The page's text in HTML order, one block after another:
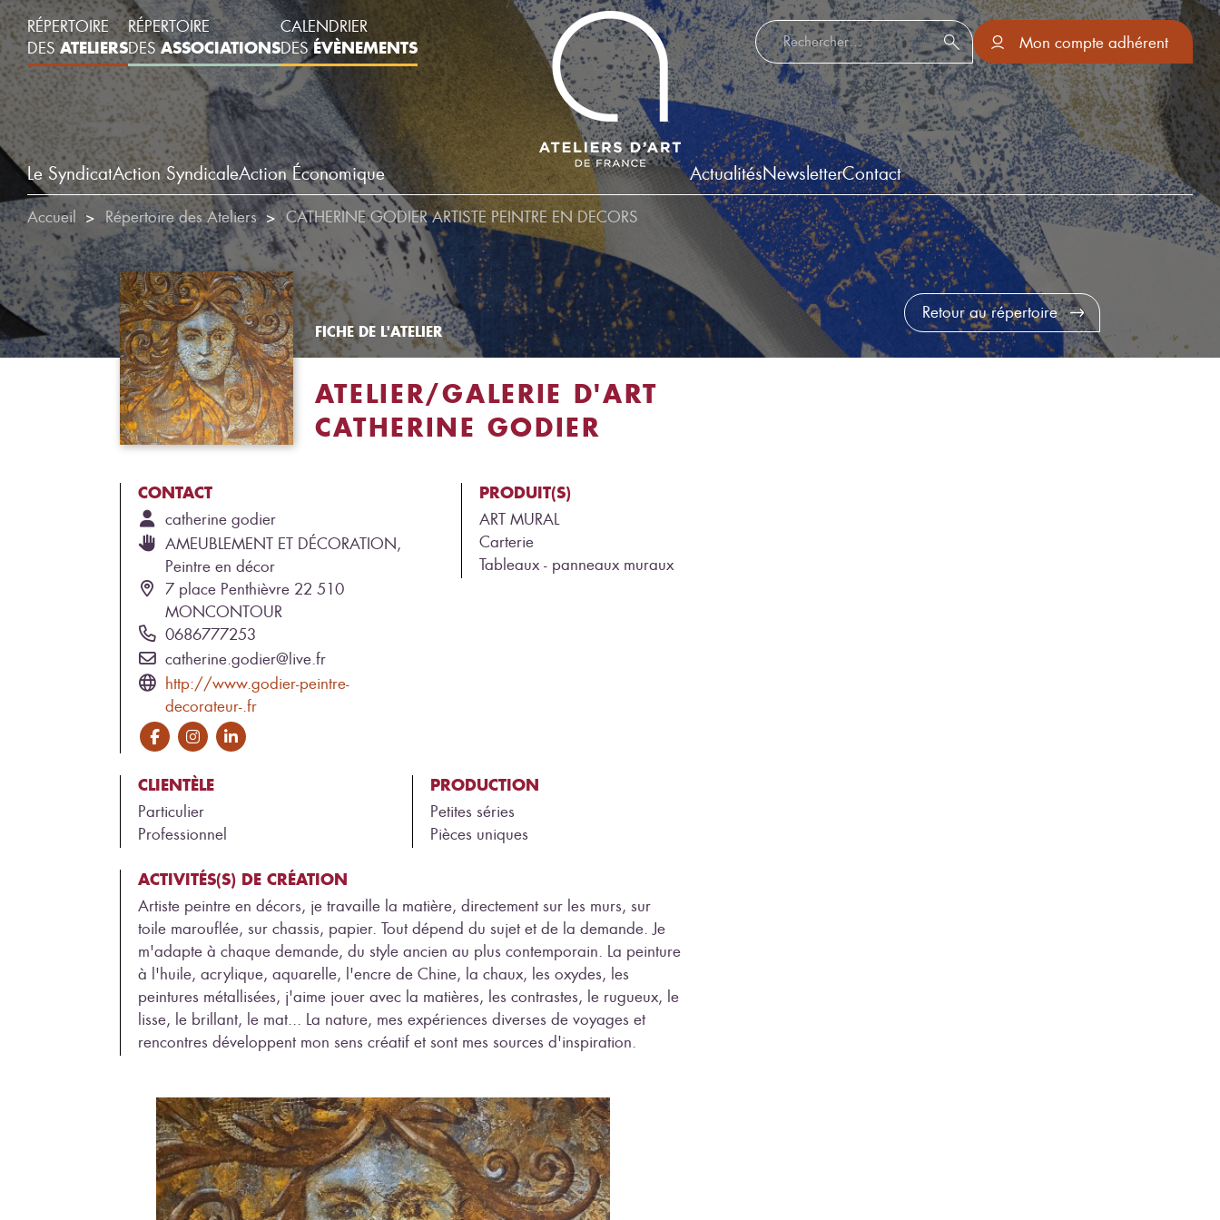
RÉPERTOIRE
DESATELIERS
RÉPERTOIRE
DESASSOCIATIONS
CALENDRIER
DESÉVÈNEMENTS
Le SyndicatAction SyndicaleAction Économique
Rechercher :
Mon compte adhérent
ActualitésNewsletterContact
Accueil Répertoire des Ateliers CATHERINE GODIER ARTISTE PEINTRE EN DECORS
FICHE DE L'ATELIER
ATELIER/GALERIE D'ART
CATHERINE GODIER
CONTACT
catherine godier
AMEUBLEMENT ET DÉCORATION,
Peintre en décor
7 place Penthièvre 22 510
MONCONTOUR
0686777253
catherine.godier@live.fr
http://www.godier-peintre-
decorateur-.fr
PRODUIT(S)
ART MURAL
Carterie
Tableaux - panneaux muraux
CLIENTÈLE
Particulier
Professionnel
PRODUCTION
Petites séries
Pièces uniques
ACTIVITÉS(S) DE CRÉATION
Artiste peintre en décors, je travaille la matière, directement sur les murs, sur
toile marouflée, sur chassis, papier. Tout dépend du sujet et de la demande. Je
m'adapte à chaque demande, du style ancien au plus contemporain. La peinture
à l'huile, acrylique, aquarelle, l'encre de Chine, la chaux, les oxydes, les
peintures métallisées, j'aime jouer avec la matières, les contrastes, le rugueux, le
lisse, le brillant, le mat... La nature, mes expériences diverses de voyages et
rencontres développent mon sens créatif et sont mes sources d'inspiration.
Retour au répertoire